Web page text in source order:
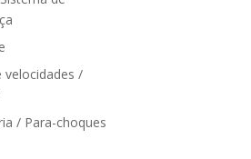
velocidades /
/ Para-choques